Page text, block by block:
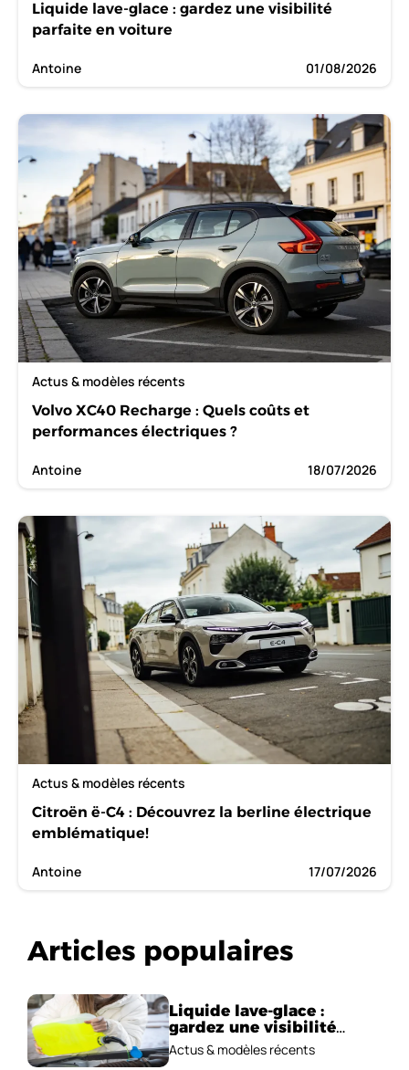
Liquide lave-glace : gardez une visibilité
parfaite en voiture
Antoine 01/08/2026
Actus & modèles récents
Volvo XC40 Recharge : Quels coûts et
performances électriques ?
Antoine 18/07/2026
Actus & modèles récents
Citroën ë-C4 : Découvrez la berline électrique
emblématique!
Antoine 17/07/2026
Articles populaires
Liquide lave-glace :
gardez une visibilité
parfaite en voiture
Actus & modèles récents